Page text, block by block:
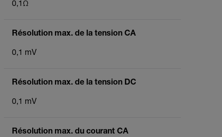
0,1Ω
Résolution max. de la tension CA
0,1 mV
Résolution max. de la tension DC
0,1 mV
Résolution max. du courant CA